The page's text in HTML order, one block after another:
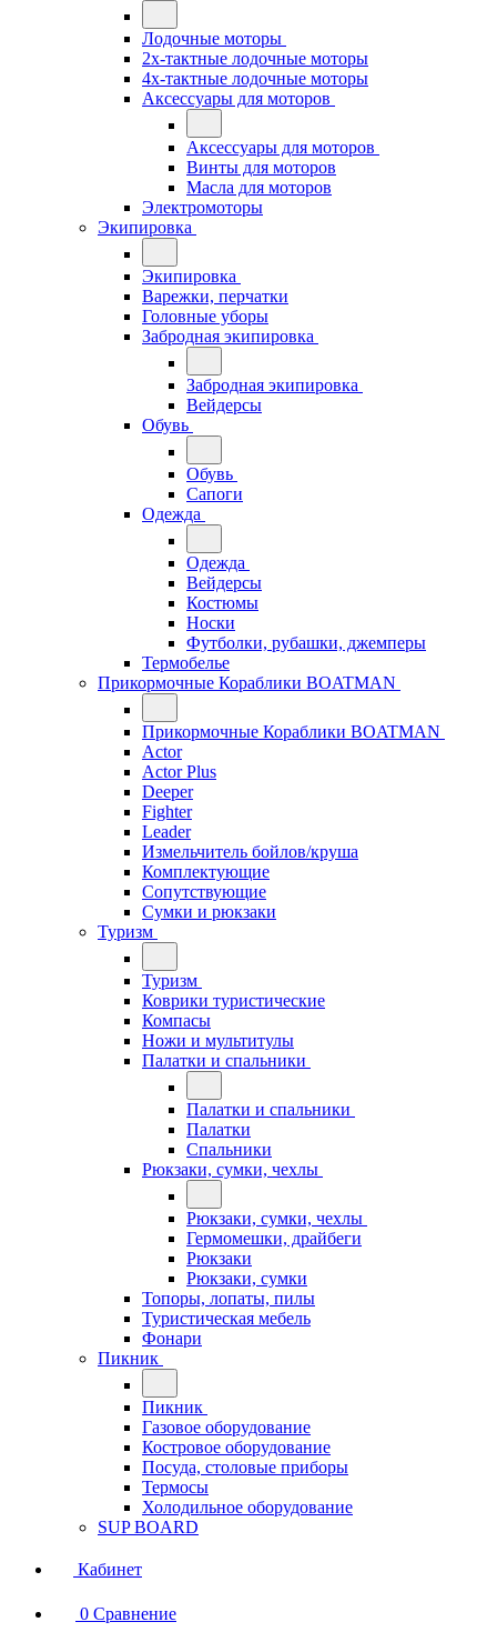
Лодочные моторы
2х-тактные лодочные моторы
4х-тактные лодочные моторы
Аксессуары для моторов
Аксессуары для моторов
Винты для моторов
Масла для моторов
Электромоторы
Экипировка
Экипировка
Варежки, перчатки
Головные уборы
Забродная экипировка
Забродная экипировка
Вейдерсы
Обувь
Обувь
Сапоги
Одежда
Одежда
Вейдерсы
Костюмы
Носки
Футболки, рубашки, джемперы
Термобелье
Прикормочные Кораблики BOATMAN
Прикормочные Кораблики BOATMAN
Actor
Actor Plus
Deeper
Fighter
Leader
Измельчитель бойлов/круша
Комплектующие
Сопутствующие
Сумки и рюкзаки
Туризм
Туризм
Коврики туристические
Компасы
Ножи и мультитулы
Палатки и спальники
Палатки и спальники
Палатки
Спальники
Рюкзаки, сумки, чехлы
Рюкзаки, сумки, чехлы
Гермомешки, драйбеги
Рюкзаки
Рюкзаки, сумки
Топоры, лопаты, пилы
Туристическая мебель
Фонари
Пикник
Пикник
Газовое оборудование
Костровое оборудование
Посуда, столовые приборы
Термосы
Холодильное оборудование
SUP BOARD
Кабинет
0 Сравнение